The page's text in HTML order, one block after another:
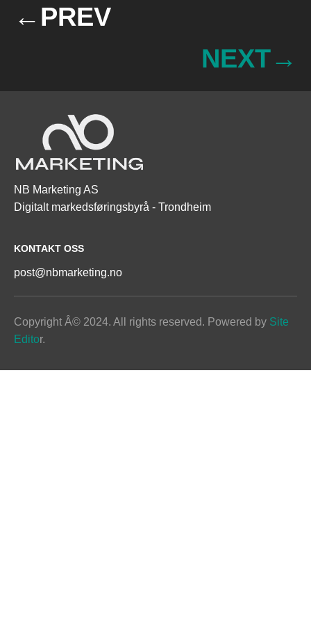
←PREV
NEXT→
NB Marketing AS
Digitalt markedsføringsbyrå - Trondheim
KONTAKT OSS
post@nbmarketing.no
Copyright Â© 2024. All rights reserved. Powered by Site
Editor.